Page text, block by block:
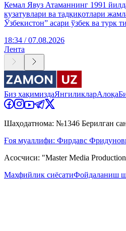
Кемал Явуз Атаманнинг 1991
кузатувлари ва тадқиқотлари
Ўзбекистон” асари ўзбек ва турк
18:34 / 07.08.2026
Лента
Биз ҳақимиздаЯнгиликларАлоқа
Шаҳодатнома: №1346 Берилган
Ғоя муаллифи: Фирдавс
Асосчиси: "Master Media
Махфийлик сиёсатиФойдаланиш